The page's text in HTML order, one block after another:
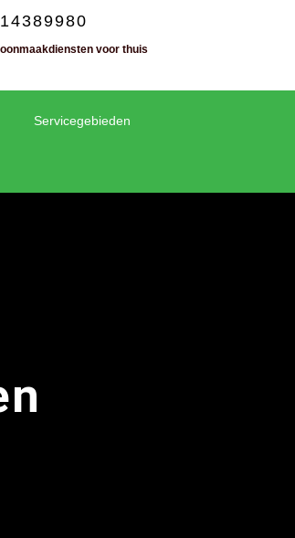
voor thuis
Servicegebieden